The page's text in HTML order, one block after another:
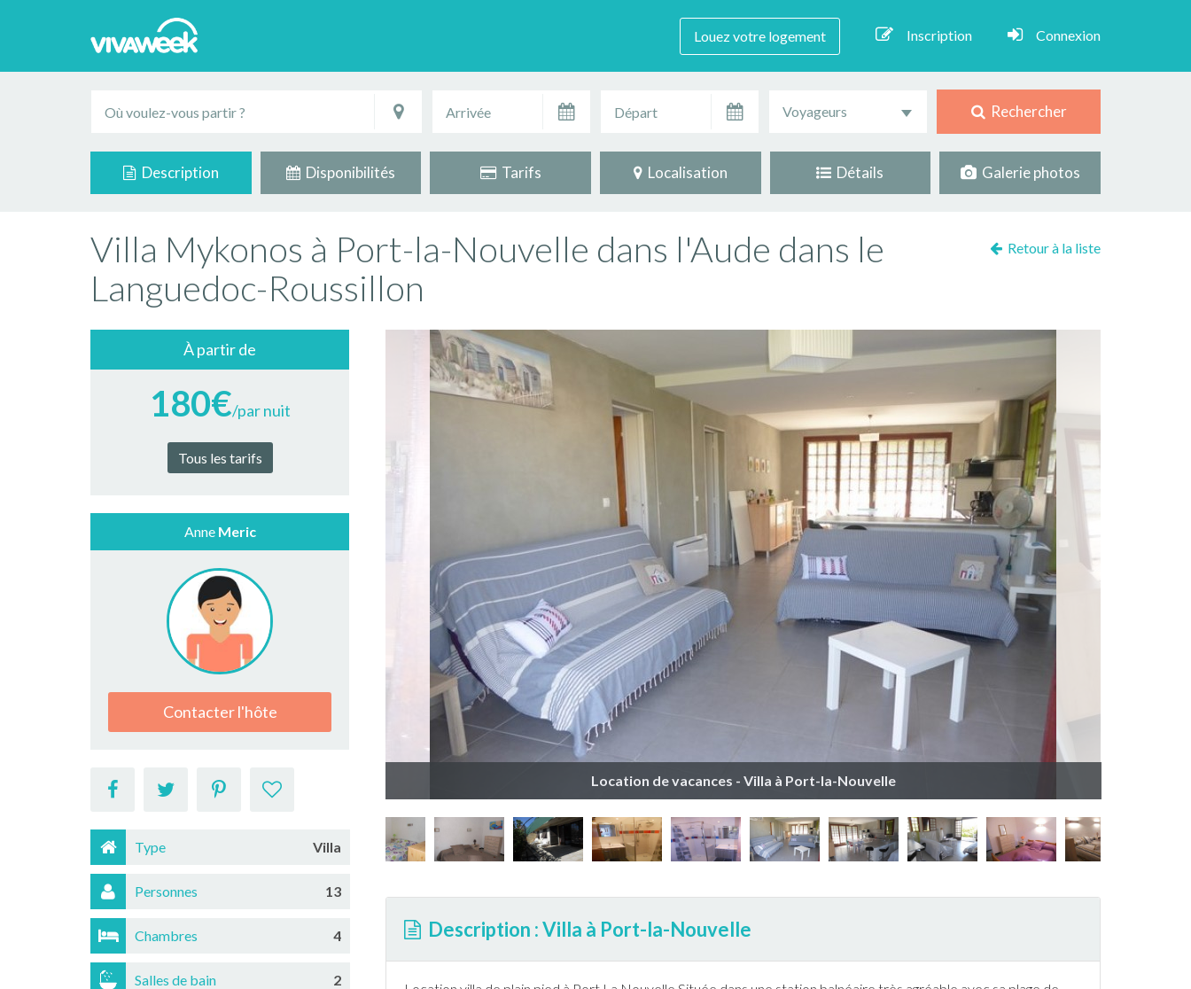
Louez votre logement Inscription Connexion
Voyageurs Rechercher
Description Disponibilités Tarifs Localisation Détails Galerie photos
Villa Mykonos à Port-la-Nouvelle dans l'Aude dans le
Languedoc-Roussillon
Retour à la liste
À partir de
180€/par nuit
Tous les tarifs
Anne Meric
Contacter l'hôte
Type Villa
Personnes 13
Chambres 4
Salles de bain 2
Location de vacances - Villa à Port-la-Nouvelle
Description : Villa à Port-la-Nouvelle